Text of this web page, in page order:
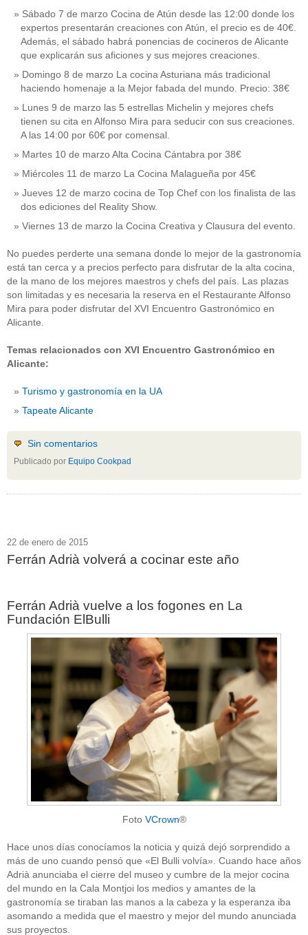
Sábado 7 de marzo Cocina de Atún desde las 12:00 donde los
expertos presentarán creaciones con Atún, el precio es de 40€.
Además, el sábado habrá ponencias de cocineros de Alicante
que explicarán sus aficiones y sus mejores creaciones.
Domingo 8 de marzo La cocina Asturiana más tradicional
haciendo homenaje a la Mejor fabada del mundo. Precio: 38€
Lunes 9 de marzo las 5 estrellas Michelin y mejores chefs
tienen su cita en Alfonso Mira para seducir con sus creaciones.
A las 14:00 por 60€ por comensal.
Martes 10 de marzo Alta Cocina Cántabra por 38€
Miércoles 11 de marzo La Cocina Malagueña por 45€
Jueves 12 de marzo cocina de Top Chef con los finalista de las
dos ediciones del Reality Show.
Viernes 13 de marzo la Cocina Creativa y Clausura del evento.
No puedes perderte una semana donde lo mejor de la gastronomía
está tan cerca y a precios perfecto para disfrutar de la alta cocina,
de la mano de los mejores maestros y chefs del país. Las plazas
son limitadas y es necesaria la reserva en el Restaurante Alfonso
Mira para poder disfrutar del XVI Encuentro Gastronómico en
Alicante.
Temas relacionados con XVI Encuentro Gastronómico en
Alicante:
Turismo y gastronomía en la UA
Tapeate Alicante
Sin comentarios
Publicado por Equipo Cookpad
22 de enero de 2015
Ferrán Adrià volverá a cocinar este año
Ferrán Adrià vuelve a los fogones en La
Fundación ElBulli
Foto VCrown®
Hace unos días conocíamos la noticia y quizá dejó sorprendido a
más de uno cuando pensó que «El Bulli volvía». Cuando hace años
Adrià anunciaba el cierre del museo y cumbre de la mejor cocina
del mundo en la Cala Montjoi los medios y amantes de la
gastronomía se tiraban las manos a la cabeza y la esperanza iba
asomando a medida que el maestro y mejor del mundo anunciada
sus proyectos.